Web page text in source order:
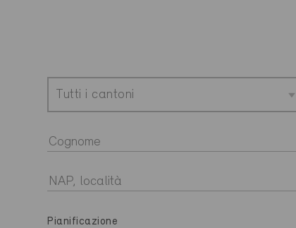
Tutti i cantoni
Pianificazione